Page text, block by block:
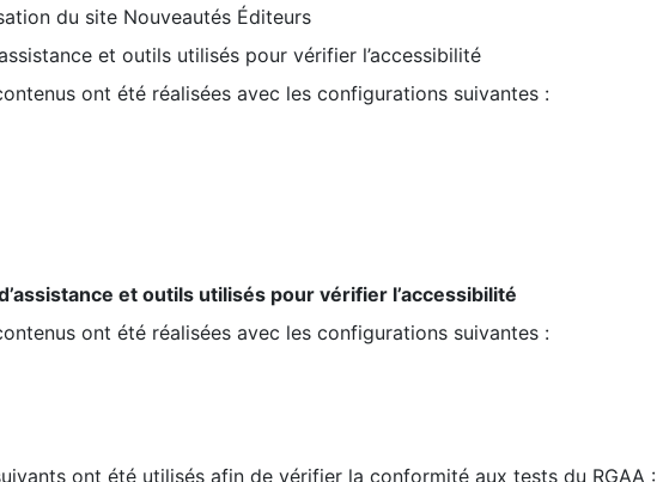
du site Nouveautés Éditeurs
et outils utilisés pour vérifier l’accessibilité
ont été réalisées avec les configurations suivantes :
et outils utilisés pour vérifier l’accessibilité
ont été réalisées avec les configurations suivantes :
ont été utilisés afin de vérifier la conformité aux tests du RGAA :